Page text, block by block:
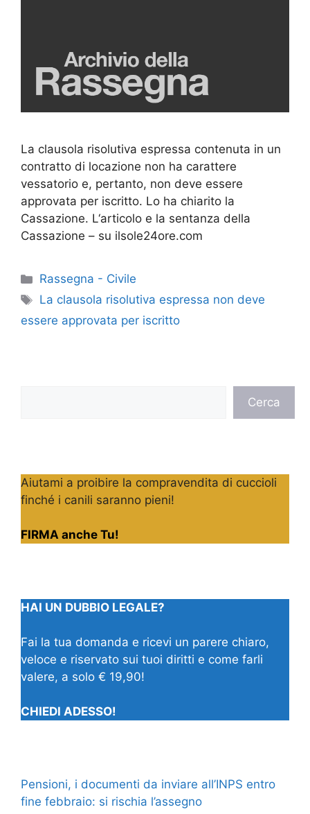
La clausola risolutiva espressa contenuta in un
contratto di locazione non ha carattere
vessatorio e, pertanto, non deve essere
approvata per iscritto. Lo ha chiarito la
Cassazione. L‘articolo e la sentanza della
Cassazione – su ilsole24ore.com
Categorie
Rassegna - Civile
Tag
La clausola risolutiva espressa non deve
essere approvata per iscritto
Cerca
Aiutami a proibire la compravendita di cuccioli
finché i canili saranno pieni!
FIRMA anche Tu!
HAI UN DUBBIO LEGALE?
Fai la tua domanda e ricevi un parere chiaro,
veloce e riservato sui tuoi diritti e come farli
valere, a solo € 19,90!
CHIEDI ADESSO!
Pensioni, i documenti da inviare all’INPS entro
fine febbraio: si rischia l’assegno